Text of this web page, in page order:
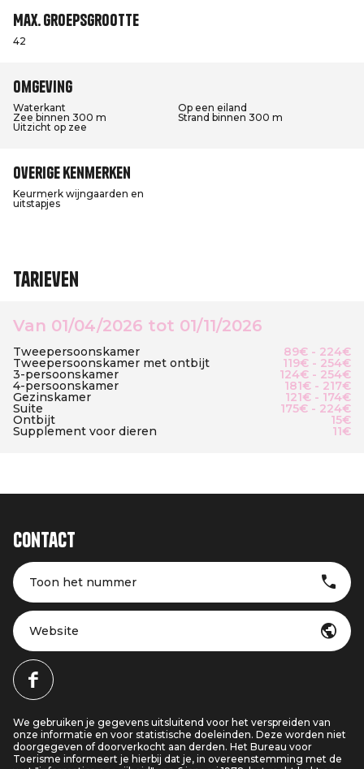
Max. groepsgrootte
42
Omgeving
Waterkant
Op een eiland
Zee binnen 300 m
Strand binnen 300 m
Uitzicht op zee
Overige kenmerken
Keurmerk wijngaarden en
uitstapjes
Tarieven
Van 01/04/2026 tot 01/11/2026
Tweepersoonskamer 89€ - 224€
Tweepersoonskamer met ontbijt 119€ - 254€
3-persoonskamer 124€ - 254€
4-persoonskamer 181€ - 217€
Gezinskamer 121€ - 174€
Suite 175€ - 224€
Ontbijt 15€
Supplement voor dieren 11€
Contact
Toon het nummer
Website
We gebruiken je gegevens uitsluitend voor het verspreiden van
onze informatie en voor statistische doeleinden. Deze worden niet
doorgegeven of doorverkocht aan derden. Het Bureau voor
Toerisme informeert je hierbij dat je, in overeenstemming met de